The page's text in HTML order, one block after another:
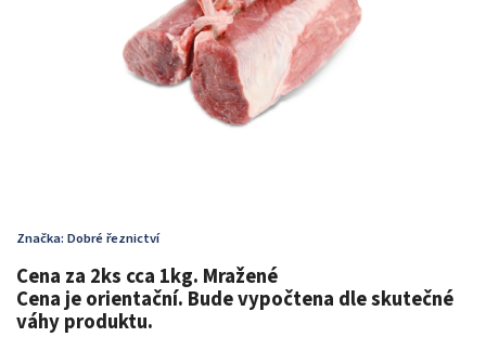
Značka: Dobré řeznictví
Cena za 2ks cca 1kg. Mražené
Cena je orientační. Bude vypočtena dle skutečné
váhy produktu.